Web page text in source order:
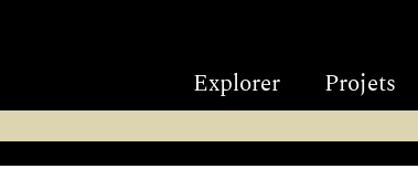
Explorer Projets